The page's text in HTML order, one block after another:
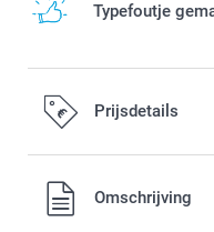
Typefoutje
Prijsdetails
Alle prijzen zijn in
verzendkosten.Omschrijving